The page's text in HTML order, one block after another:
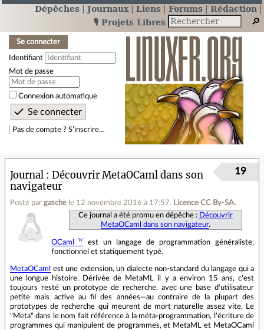
Dépêches Journaux Liens Forums
Rédaction
🎙️ Projets Libres
Se connecter
Identifiant
Mot de passe
Connexion automatique
Pas de compte ? S’inscrire…
Journal
Découvrir MetaOCaml dans son
navigateur
Posté par gasche le 12 novembre 2016 à 17:57. Licence CC By‑SA.
19
Ce journal a été promu en dépêche :
Découvrir
MetaOCaml dans son navigateur.
OCaml
est un langage de programmation généraliste,
fonctionnel et statiquement typé.
MetaOCaml
est une extension, un dialecte non-standard du langage qui a
une longue histoire. Dérivée de MetaML il y a environ 15 ans, c'est
toujours resté un prototype de recherche, avec une base d'utilisateur
petite mais active au fil des années—au contraire de la plupart des
prototypes de recherche qui meurent de mort naturelle assez vite. Le
"Meta" dans le nom fait référence à la méta-programmation, l'écriture de
programmes qui manipulent de programmes, et MetaML et MetaOCaml